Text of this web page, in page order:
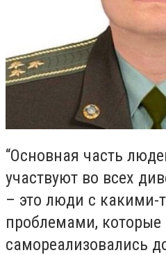
“Основная часть
участвуют во всех
– это люди с
проблемами, которые
самореализовались